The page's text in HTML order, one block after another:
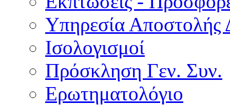
Υπηρεσία Αποστολής
Ισολογισμοί
Πρόσκληση Γεν. Συν.
Ερωτηματολόγιο